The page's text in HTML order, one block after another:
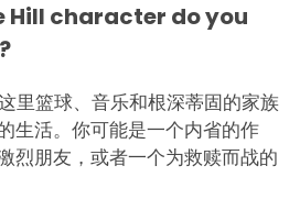
Hill character do you
里篮球、音乐和根深蒂固的家族
生活。你可能是一个内省的作
烈朋友，或者一个为救赎而战的